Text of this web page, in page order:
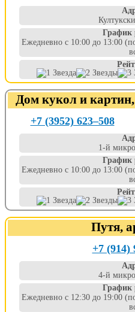
График
Ежедневно с 10:00 до 13:00
Дом кукол и
+7 (3952) 623‒508
1-й
График
Ежедневно с 10:00 до 13:00
Путя,
+7 (914)
4-й
График
Ежедневно с 12:30 до 19:00